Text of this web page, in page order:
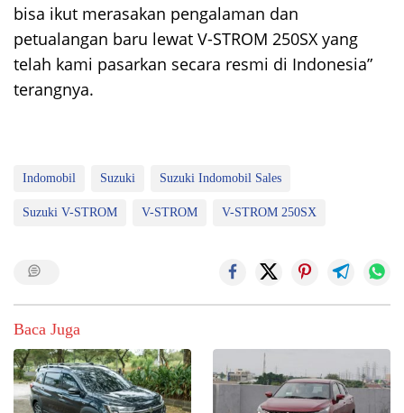
bisa ikut merasakan pengalaman dan
petualangan baru lewat V-STROM 250SX yang
telah kami pasarkan secara resmi di Indonesia”
terangnya.
Indomobil Suzuki Suzuki Indomobil Sales
Suzuki V-STROM V-STROM V-STROM 250SX
Baca Juga